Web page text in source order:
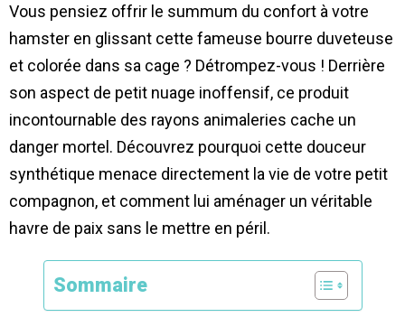
Vous pensiez offrir le summum du confort à votre
hamster en glissant cette fameuse bourre duveteuse
et colorée dans sa cage ? Détrompez-vous ! Derrière
son aspect de petit nuage inoffensif, ce produit
incontournable des rayons animaleries cache un
danger mortel. Découvrez pourquoi cette douceur
synthétique menace directement la vie de votre petit
compagnon, et comment lui aménager un véritable
havre de paix sans le mettre en péril.
Sommaire